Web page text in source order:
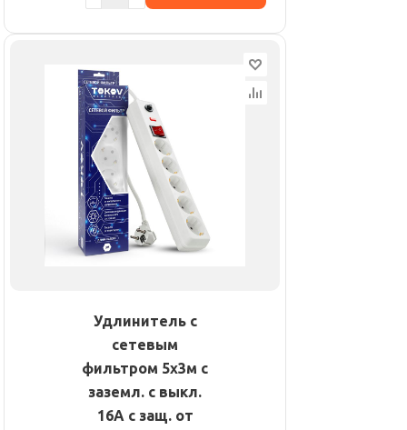
Удлинитель с
сетевым
фильтром 5х3м с
заземл. с выкл.
16А с защ. от